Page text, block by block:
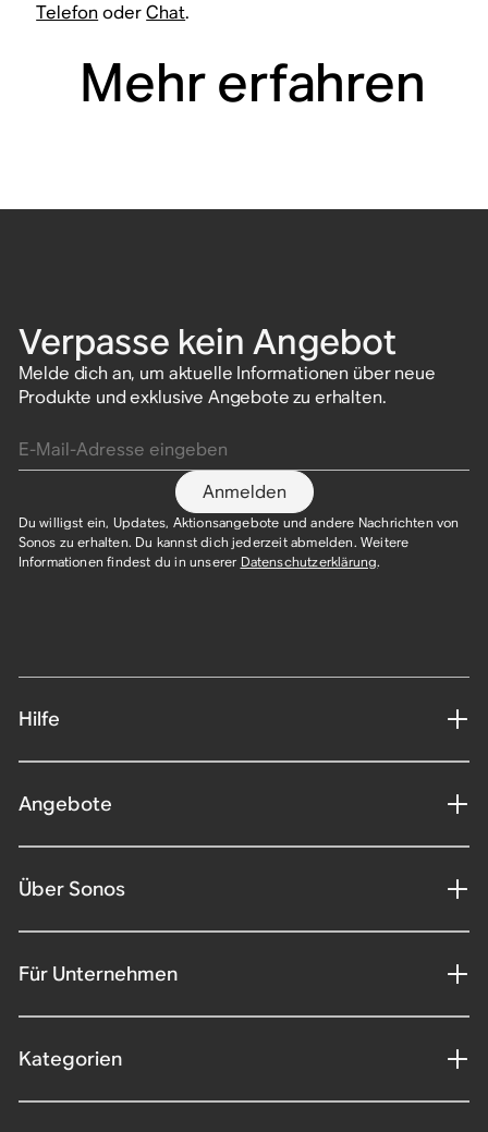
TelefonoderChat.
Mehr erfahren
Verpasse kein Angebot
Melde dich an, um aktuelle Informationen über neue
Produkte und exklusive Angebote zu erhalten.
Anmelden
Du willigst ein, Updates, Aktionsangebote und andere Nachrichten von
Sonos zu erhalten. Du kannst dich jederzeit abmelden. Weitere
Informationen findest du in unserer Datenschutzerklärung.​
Hilfe
Angebote
Über Sonos
Für Unternehmen
Kategorien